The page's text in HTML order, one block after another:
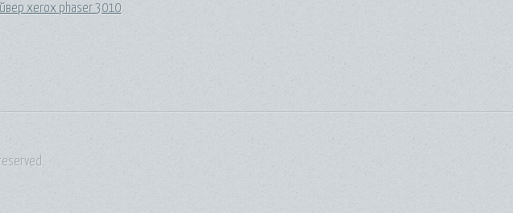
xerox phaser 3010